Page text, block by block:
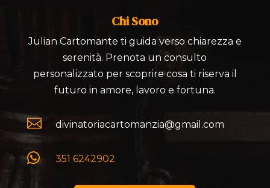
Chi Sono
Julian Cartomante ti guida verso chiarezza e
serenità. Prenota un consulto
personalizzato per scoprire cosa ti riserva il
futuro in amore, lavoro e fortuna.
 divinatoriacartomanzia@gmail.com
 351 6242902